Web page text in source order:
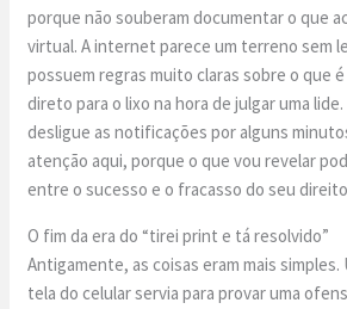
porque não souberam documentar o que
virtual. A internet parece um terreno sem
possuem regras muito claras sobre o que
direto para o lixo na hora de julgar uma
desligue as notificações por alguns
atenção aqui, porque o que vou revelar
entre o sucesso e o fracasso do seu
O fim da era do “tirei print e tá resolvido”
Antigamente, as coisas eram mais simples.
tela do celular servia para provar uma